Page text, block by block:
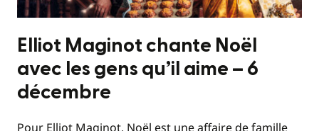
Elliot Maginot chante Noël
avec les gens qu’il aime – 6
décembre
Pour Elliot Maginot, Noël est une affaire de famille